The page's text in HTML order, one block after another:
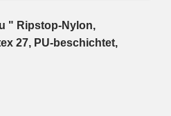
" Ripstop-Nylon,
27, PU-beschichtet,